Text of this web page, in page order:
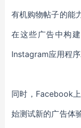
有机购物帖子的能
在这些广告中构
Instagram应用程序
同时，Facebook
始测试新的广告体